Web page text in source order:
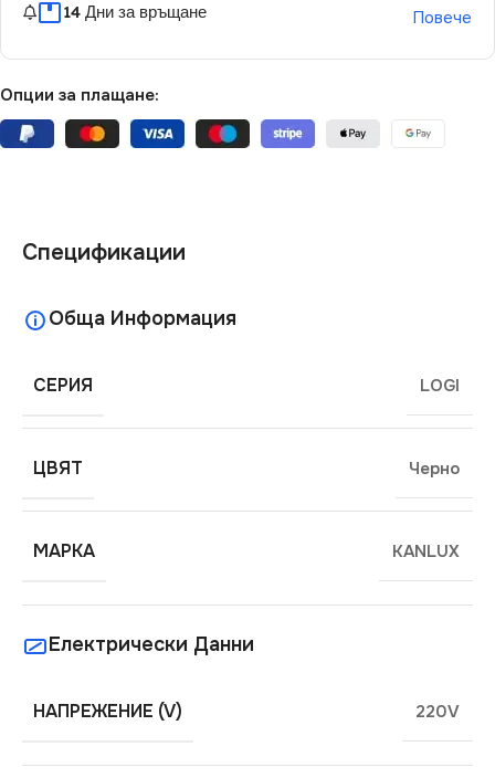
14 Дни за връщане Повече
Опции за плащане:
Спецификации
Обща Информация
СЕРИЯ LOGI
ЦВЯТ Черно
МАРКА KANLUX
Електрически Данни
НАПРЕЖЕНИЕ (V) 220V